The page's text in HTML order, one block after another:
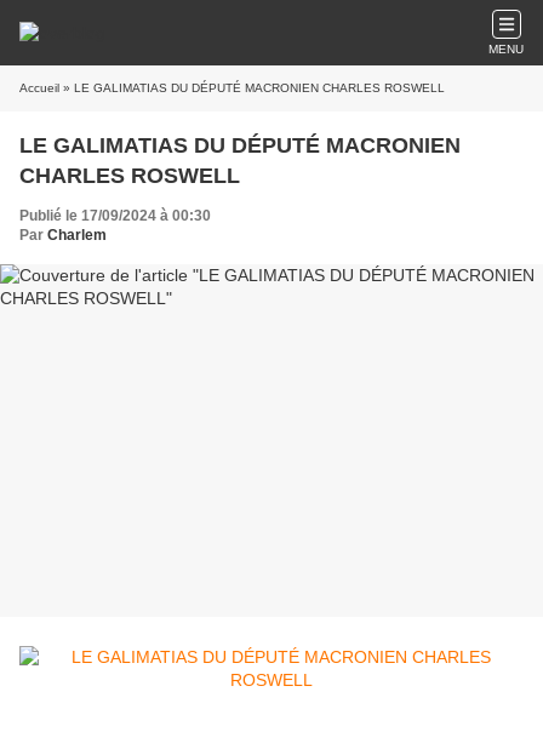
MENU
Accueil » LE GALIMATIAS DU DÉPUTÉ MACRONIEN CHARLES ROSWELL
LE GALIMATIAS DU DÉPUTÉ MACRONIEN
CHARLES ROSWELL
Publié le 17/09/2024 à 00:30
Par Charlem